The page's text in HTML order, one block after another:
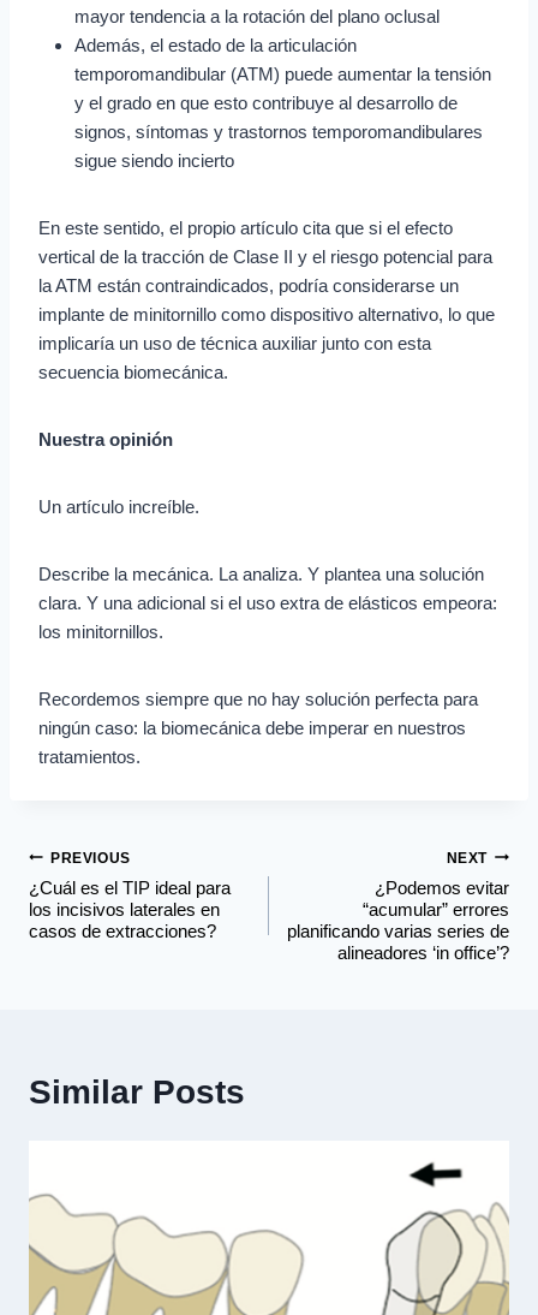
mayor tendencia a la rotación del plano oclusal
Además, el estado de la articulación
temporomandibular (ATM) puede aumentar la tensión
y el grado en que esto contribuye al desarrollo de
signos, síntomas y trastornos temporomandibulares
sigue siendo incierto
En este sentido, el propio artículo cita que si el efecto
vertical de la tracción de Clase II y el riesgo potencial para
la ATM están contraindicados, podría considerarse un
implante de minitornillo como dispositivo alternativo, lo que
implicaría un uso de técnica auxiliar junto con esta
secuencia biomecánica.
Nuestra opinión
Un artículo increíble.
Describe la mecánica. La analiza. Y plantea una solución
clara. Y una adicional si el uso extra de elásticos empeora:
los minitornillos.
Recordemos siempre que no hay solución perfecta para
ningún caso: la biomecánica debe imperar en nuestros
tratamientos.
PREVIOUS
¿Cuál es el TIP ideal para
los incisivos laterales en
casos de extracciones?
NEXT
¿Podemos evitar
“acumular” errores
planificando varias series de
alineadores ‘in office’?
Similar Posts